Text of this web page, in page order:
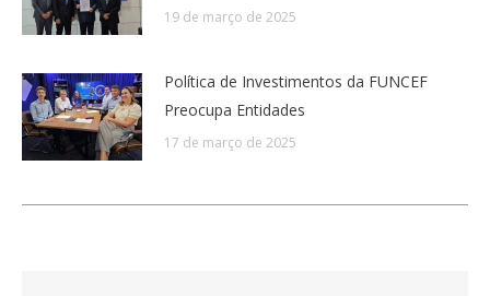
19 de março de 2025
Política de Investimentos da FUNCEF
Preocupa Entidades
17 de março de 2025